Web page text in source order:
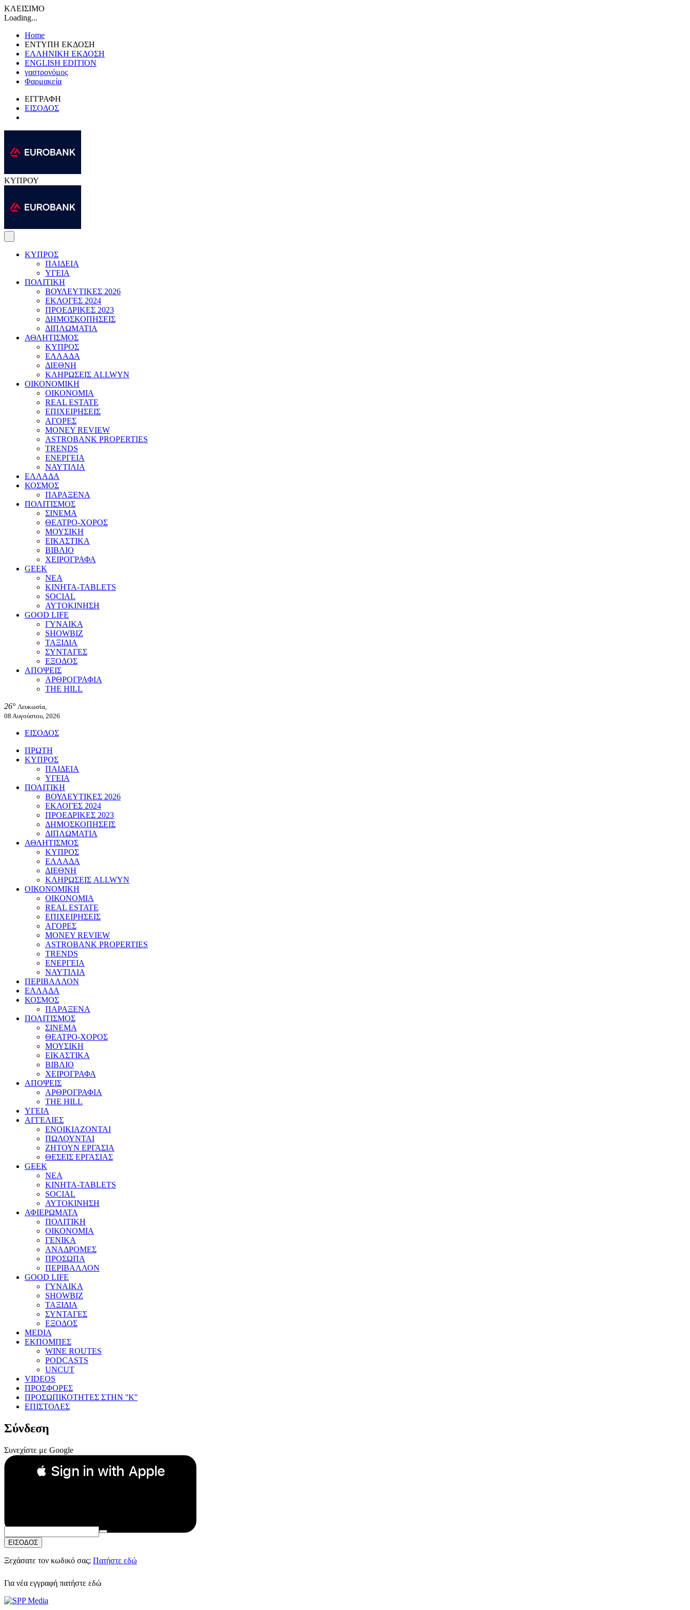
ΚΛΕΙΣΙΜΟ
Loading...
Home
ΕΝΤΥΠΗ ΕΚΔΟΣΗ
ΕΛΛΗΝΙΚΗ ΕΚΔΟΣΗ
ENGLISH EDITION
γαστρονόμος
Φαρμακεία
ΕΓΓΡΑΦΗ
ΕΙΣΟΔΟΣ
ΚΥΠΡΟΥ
ΚΥΠΡΟΣ
ΠΑΙΔΕΙΑ
ΥΓΕΙΑ
ΠΟΛΙΤΙΚΗ
ΒΟΥΛΕΥΤΙΚΕΣ 2026
ΕΚΛΟΓΕΣ 2024
ΠΡΟΕΔΡΙΚΕΣ 2023
ΔΗΜΟΣΚΟΠΗΣΕΙΣ
ΔΙΠΛΩΜΑΤΙΑ
ΑΘΛΗΤΙΣΜΟΣ
ΚΥΠΡΟΣ
ΕΛΛΑΔΑ
ΔΙΕΘΝΗ
ΚΛΗΡΩΣΕΙΣ ALLWYN
ΟΙΚΟΝΟΜΙΚΗ
ΟΙΚΟΝΟΜΙΑ
REAL ESTATE
ΕΠΙΧΕΙΡΗΣΕΙΣ
ΑΓΟΡΕΣ
MONEY REVIEW
ASTROBANK PROPERTIES
TRENDS
ΕΝΕΡΓΕΙΑ
ΝΑΥΤΙΛΙΑ
ΕΛΛΑΔΑ
ΚΟΣΜΟΣ
ΠΑΡΑΞΕΝΑ
ΠΟΛΙΤΙΣΜΟΣ
ΣΙΝΕΜΑ
ΘΕΑΤΡΟ-ΧΟΡΟΣ
ΜΟΥΣΙΚΗ
ΕΙΚΑΣΤΙΚΑ
ΒΙΒΛΙΟ
ΧΕΙΡΟΓΡΑΦΑ
GEEK
ΝΕΑ
ΚΙΝΗΤΑ-TABLETS
SOCIAL
ΑΥΤΟΚΙΝΗΣΗ
GOOD LIFE
ΓΥΝΑΙΚΑ
SHOWBIZ
ΤΑΞΙΔΙΑ
ΣΥΝΤΑΓΕΣ
ΕΞΟΔΟΣ
ΑΠΟΨΕΙΣ
ΑΡΘΡΟΓΡΑΦΙΑ
THE HILL
26° Λευκωσία,
08 Αυγούστου, 2026
ΕΙΣΟΔΟΣ
ΠΡΩΤΗ
ΚΥΠΡΟΣ
ΠΑΙΔΕΙΑ
ΥΓΕΙΑ
ΠΟΛΙΤΙΚΗ
ΒΟΥΛΕΥΤΙΚΕΣ 2026
ΕΚΛΟΓΕΣ 2024
ΠΡΟΕΔΡΙΚΕΣ 2023
ΔΗΜΟΣΚΟΠΗΣΕΙΣ
ΔΙΠΛΩΜΑΤΙΑ
ΑΘΛΗΤΙΣΜΟΣ
ΚΥΠΡΟΣ
ΕΛΛΑΔΑ
ΔΙΕΘΝΗ
ΚΛΗΡΩΣΕΙΣ ALLWYN
ΟΙΚΟΝΟΜΙΚΗ
ΟΙΚΟΝΟΜΙΑ
REAL ESTATE
ΕΠΙΧΕΙΡΗΣΕΙΣ
ΑΓΟΡΕΣ
MONEY REVIEW
ASTROBANK PROPERTIES
TRENDS
ΕΝΕΡΓΕΙΑ
ΝΑΥΤΙΛΙΑ
ΠΕΡΙΒΑΛΛΟΝ
ΕΛΛΑΔΑ
ΚΟΣΜΟΣ
ΠΑΡΑΞΕΝΑ
ΠΟΛΙΤΙΣΜΟΣ
ΣΙΝΕΜΑ
ΘΕΑΤΡΟ-ΧΟΡΟΣ
ΜΟΥΣΙΚΗ
ΕΙΚΑΣΤΙΚΑ
ΒΙΒΛΙΟ
ΧΕΙΡΟΓΡΑΦΑ
ΑΠΟΨΕΙΣ
ΑΡΘΡΟΓΡΑΦΙΑ
THE HILL
ΥΓΕΙΑ
ΑΓΓΕΛΙΕΣ
ΕΝΟΙΚΙΑΖΟΝΤΑΙ
ΠΩΛΟΥΝΤΑΙ
ΖΗΤΟΥΝ ΕΡΓΑΣΙΑ
ΘΕΣΕΙΣ ΕΡΓΑΣΙΑΣ
GEEK
ΝΕΑ
ΚΙΝΗΤΑ-TABLETS
SOCIAL
ΑΥΤΟΚΙΝΗΣΗ
ΑΦΙΕΡΩΜΑΤΑ
ΠΟΛΙΤΙΚΗ
ΟΙΚΟΝΟΜΙΑ
ΓΕΝΙΚΑ
ΑΝΑΔΡΟΜΕΣ
ΠΡΟΣΩΠΑ
ΠΕΡΙΒΑΛΛΟΝ
GOOD LIFE
ΓΥΝΑΙΚΑ
SHOWBIZ
ΤΑΞΙΔΙΑ
ΣΥΝΤΑΓΕΣ
ΕΞΟΔΟΣ
MEDIA
ΕΚΠΟΜΠΕΣ
WINE ROUTES
PODCASTS
UNCUT
VIDEOS
ΠΡΟΣΦΟΡΕΣ
ΠΡΟΣΩΠΙΚΟΤΗΤΕΣ ΣΤΗΝ ''Κ''
ΕΠΙΣΤΟΛΕΣ
Σύνδεση
Συνεχίστε με Google
 Sign in with Apple
Συνεχίστε με Apple
ή
Email:
Κωδικός Πρόσβασης:
ΕΙΣΟΔΟΣ
Ξεχάσατε τον κωδικό σας; Πατήστε εδώ
Για νέα εγγραφή πατήστε εδώ